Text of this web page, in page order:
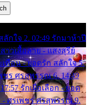
กใจ 2. 02:49 รักมาห้าปี
าวเสื้อลาย - แสงสุรีย์
ทือน - ยอดรัก สลักใจ 5.
ชร ศรสุพรรณ 6. 14:49
รักเผื่อเลือก - ยอด
- ศรเพชร ศรสุพรรณ 9.